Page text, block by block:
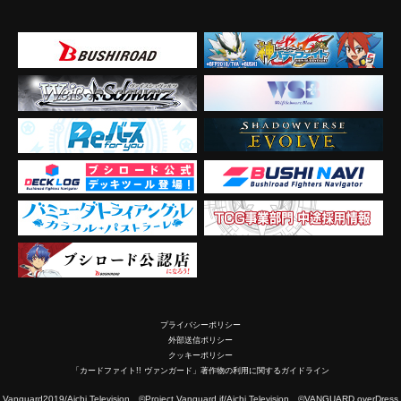
プライバシーポリシー
外部送信ポリシー
クッキーポリシー
「カードファイト!! ヴァンガード」著作物の利用に関するガイドライン
Aichi Television ©Project Vanguard if/Aichi Television ©VANGUARD